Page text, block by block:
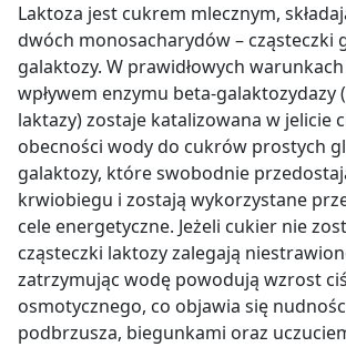
Laktoza jest cukrem mlecznym,
dwóch monosacharydów – cząsteczki
galaktozy. W prawidłowych
wpływem enzymu beta-galaktozydazy
laktazy) zostaje katalizowana w jelicie
obecności wody do cukrów prostych
galaktozy, które swobodnie
krwiobiegu i zostają wykorzystane
cele energetyczne. Jeżeli cukier nie
cząsteczki laktozy zalegają
zatrzymując wodę powodują wzrost
osmotycznego, co objawia się
podbrzusza, biegunkami oraz